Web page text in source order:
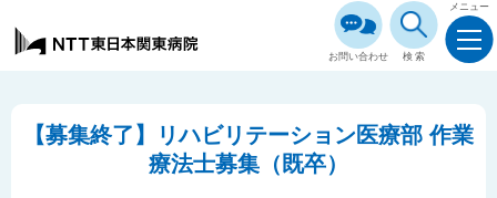
お問い合わせ 検索
メニュー
【募集終了】リハビリテーション医療部 作業
療法士募集（既卒）